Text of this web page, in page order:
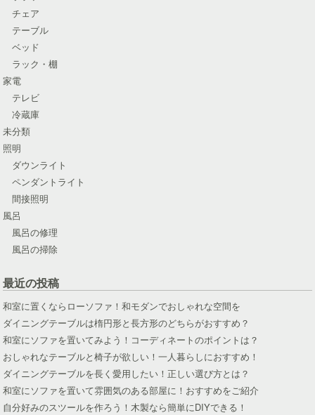
チェア
テーブル
ベッド
ラック・棚
家電
テレビ
冷蔵庫
未分類
照明
ダウンライト
ペンダントライト
間接照明
風呂
風呂の修理
風呂の掃除
最近の投稿
和室に置くならローソファ！和モダンでおしゃれな空間を
ダイニングテーブルは楕円形と長方形のどちらがおすすめ？
和室にソファを置いてみよう！コーディネートのポイントは？
おしゃれなテーブルと椅子が欲しい！一人暮らしにおすすめ！
ダイニングテーブルを長く愛用したい！正しい選び方とは？
和室にソファを置いて雰囲気のある部屋に！おすすめをご紹介
自分好みのスツールを作ろう！木製なら簡単にDIYできる！